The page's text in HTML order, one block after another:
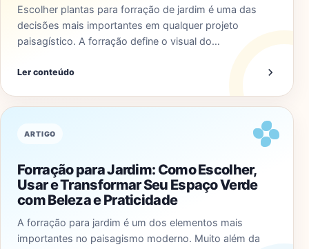
Escolher plantas para forração de jardim é uma das
decisões mais importantes em qualquer projeto
paisagístico. A forração define o visual do…
Ler conteúdo
ARTIGO
Forração para Jardim: Como Escolher,
Usar e Transformar Seu Espaço Verde
com Beleza e Praticidade
A forração para jardim é um dos elementos mais
importantes no paisagismo moderno. Muito além da